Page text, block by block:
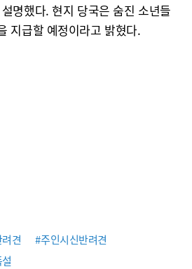
명했다. 현지 당국은 숨진 소년들
지급할 예정이라고 밝혔다.
견
#주인시신반려견